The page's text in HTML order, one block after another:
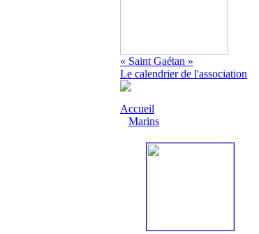
« Saint Gaétan »
Le calendrier de l'association
Accueil
Marins